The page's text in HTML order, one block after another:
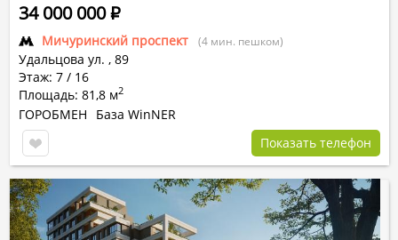
Мичуринский проспект (4 мин. пешком)
Удальцова ул. , 89
Этаж: 7 / 16
Площадь: 81,8 м2
34 000 000Р
ГОРОБМЕН
База WinNER
Показать телефон